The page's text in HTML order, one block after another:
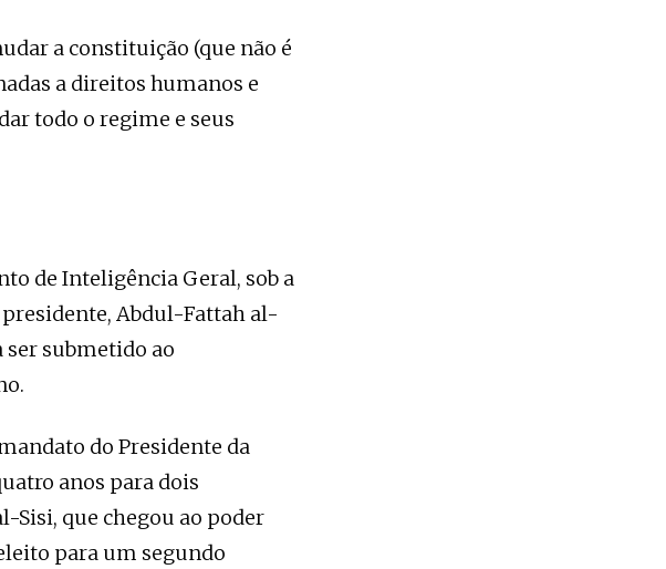
a constituição (que não é
a direitos humanos e
todo o regime e seus
de Inteligência Geral, sob a
Abdul-Fattah al-
submetido ao
do Presidente da
anos para dois
Sisi, que chegou ao poder
para um segundo